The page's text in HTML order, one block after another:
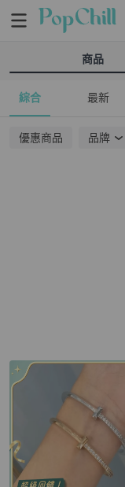
商品
綜合 最新
優惠商品 品牌